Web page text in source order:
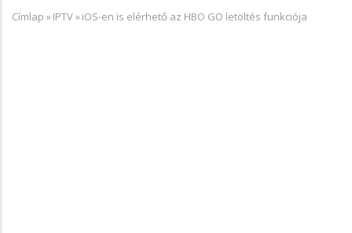
Morzsa
Címlap »IPTV»iOS-en is elérhető az HBO GO letöltés funkciója